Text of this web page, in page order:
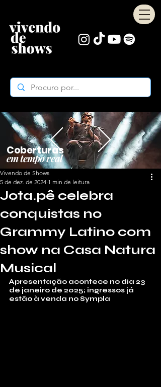
Coberturas
em tempo real
Jota.pê celebra
conquistas no
Grammy Latino com
show na Casa Natura
Musical
Vivendo de Shows
5 de dez. de 2024 1 min de leitura
Apresentação acontece no dia 23
de janeiro de 2025; ingressos já
estão à venda no Sympla